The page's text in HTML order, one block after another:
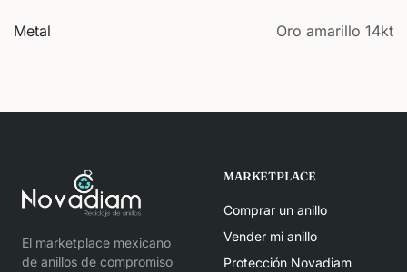
Metal Oro amarillo 14kt
El marketplace mexicano
de anillos de compromiso
MARKETPLACE
Comprar un anillo
Vender mi anillo
Protección Novadiam